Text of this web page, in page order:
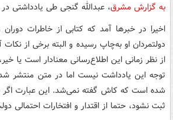
به گزارش مشرق، عبدالله گنجی طی یادداشتی
اخیرا در خبرها آمد که کتابی از خاطرات
دولتمردان او به‌چاپ رسیده و البته برخی از
از نظر زمانی این اطلاع‌رسانی معنادار است یا
توجه این یادداشت نیست اما در متن منتشر
شده است که کاش گفته نمی‌شد. این عبارت اگر
ثبت نشود، حتما از اقتدار و افتخارات احتمالی